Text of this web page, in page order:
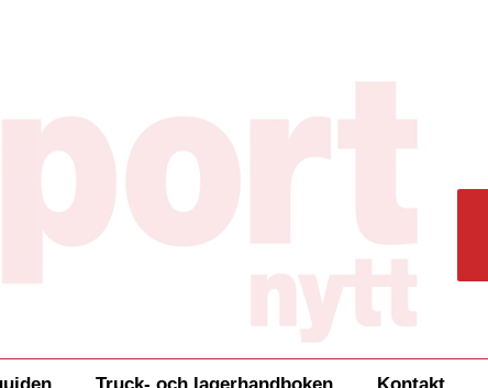
Truck- och lagerhandboken Kontakt